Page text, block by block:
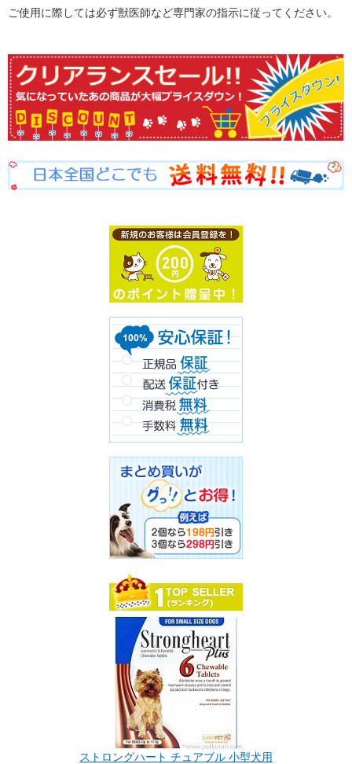
ご使用に際しては必ず獣医師など専門家の指示に従ってください。
ストロングハート チュアブル 小型犬用